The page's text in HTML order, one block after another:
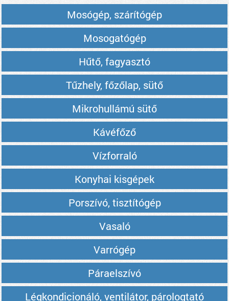
Mosógép, szárítógép
Mosogatógép
Hűtő, fagyasztó
Tűzhely, főzőlap, sütő
Mikrohullámú sütő
Kávéfőző
Vízforraló
Konyhai kisgépek
Porszívó, tisztítógép
Vasaló
Varrógép
Páraelszívó
Légkondicionáló, ventilátor, párologtató